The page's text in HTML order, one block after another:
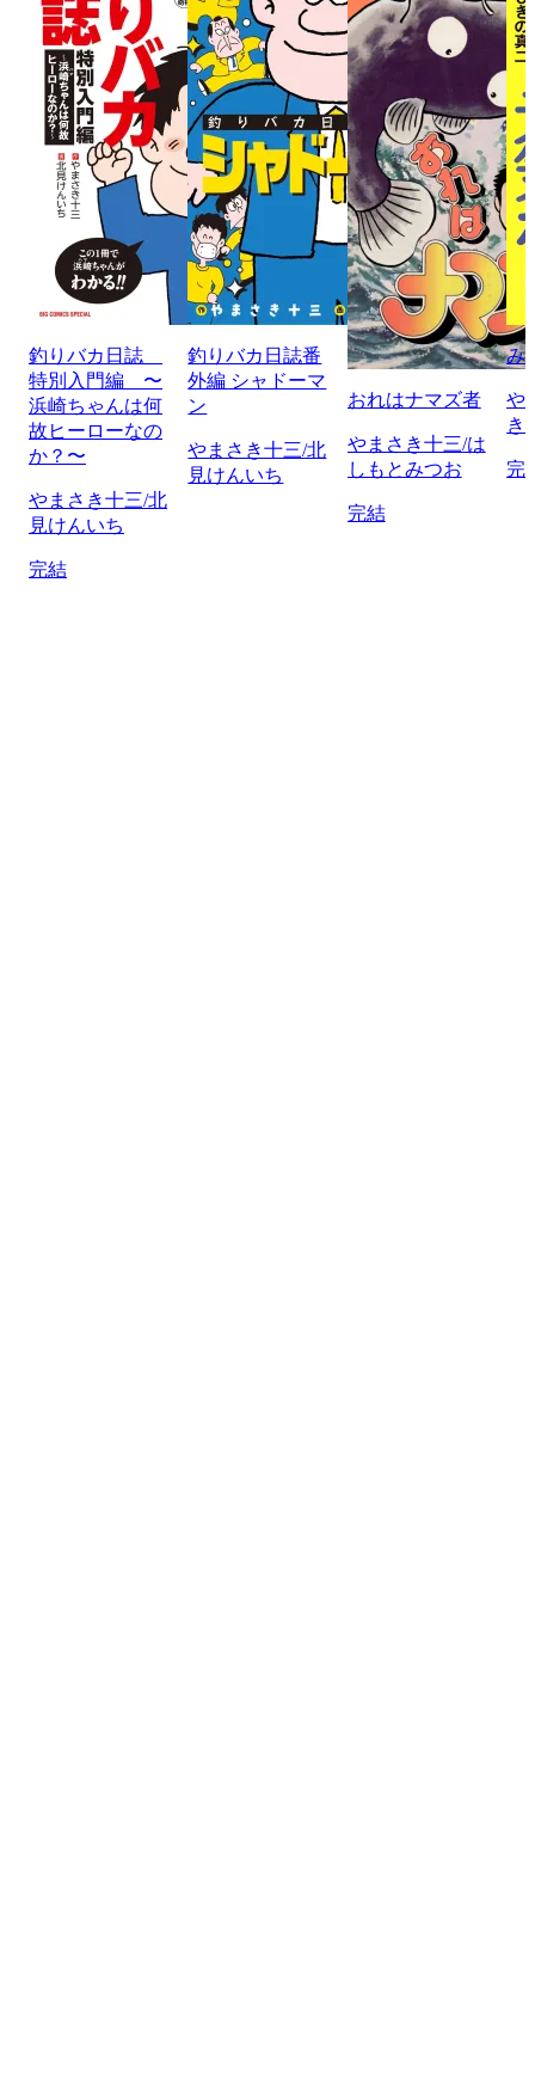
釣りバカ日誌
特別入門編 〜
浜崎ちゃんは何
故ヒーローなの
か？〜
やまさき十三/北
見けんいち
完結
釣りバカ日誌番
外編 シャドーマ
ン
やまさき十三/北
見けんいち
おれはナマズ者
やまさき十三/は
しもとみつお
完結
み
や
き
完